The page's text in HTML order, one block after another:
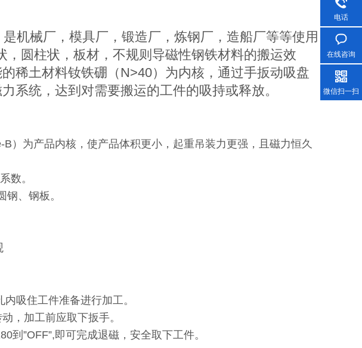
机械厂，模具厂，锻造厂，炼钢厂，造船厂等等使用
圆柱状，板材，不规则导磁性钢铁材料的搬运效
稀土材料钕铁硼（N>40）为内核，通过手扳动吸盘
系统，达到对需要搬运的工件的吸持或释放。
）为产品内核，使产品体积更小，起重吊装力更强，且磁力恒久
数。
钢、钢板。
吸住工件准备进行加工。
，加工前应取下扳手。
到”OFF”,即可完成退磁，安全取下工件。
电话
在线咨询
微信扫一扫